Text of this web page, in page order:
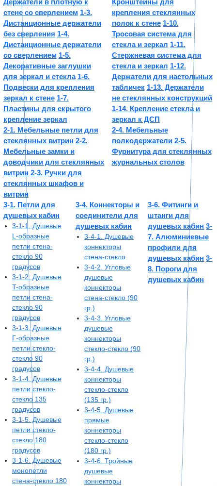
Держатели в плотную к
стене со сверлением 1-3.
Дистанционные держатели
без сверления 1-4.
Дистанционные держатели
со сверлением 1-5.
Декоративные заглушки
для зеркал и стекла 1-6.
Подвески для крепления
зеркал к стене 1-7.
Пластины для скрытого
крепление зеркал
Кронштейны для
крепления стеклянных
полок к стене 1-10.
Тросовая система для
стекла и зеркал 1-11.
Стержневая система для
стекла и зеркал 1-12.
Держатели для настольных
табличек 1-13. Держатели
не стеклянных конструкций
1-14. Крепление стекла и
зеркал к ДСП
2-1. Мебельные петли для
стеклянных витрин 2-2.
Мебельные замки и
доводчики для стеклянных
витрин 2-3. Ручки для
стеклянных шкафов и
витрин
2-4. Мебельные
полкодержатели 2-5.
Фурнитура для стеклянных
журнальных столов
3-1. Петли для
душевых кабин
3-1-1. Душевые
L-образные
петли стена-
стекло 90
градусов
3-1-2. Душевые
T-образные
петли стена-
стекло 90
градусов
3-1-3. Душевые
Г-образные
петли стекло-
стекло 90
градусов
3-1-4. Душевые
петли стекло-
стекло 135
градусов
3-1-5. Душевые
петли стекло-
стекло 180
градусов
3-1-6. Душевые
монопетли
стена-стекло 180
3-4. Коннекторы и
соединители для
душевых кабин
3-4-1. Душевые
коннекторы
стена-стекло
3-4-2. Угловые
душевые
коннекторы
стена-стекло (90
гр.)
3-4-3. Угловые
душевые
коннекторы
стекло-стекло (90
гр.)
3-4-4. Душевые
коннекторы
стекло-стекло
(135 гр.)
3-4-5. Душевые
прямые
коннекторы
стекло-стекло
(180 гр.)
3-4-6. Тройные
душевые
коннекторы
3-6. Фитинги и
штанги для
душевых кабин 3-
7. Алюминиевые
профили для
душевых кабин 3-
8. Пороги для
душевых кабин